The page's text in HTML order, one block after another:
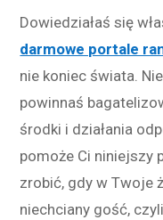
Dowiedziałaś się
darmowe portale
nie koniec świata.
powinnaś
środki i działania
pomoże Ci niniejszy
zrobić, gdy w Twoje
niechciany gość,